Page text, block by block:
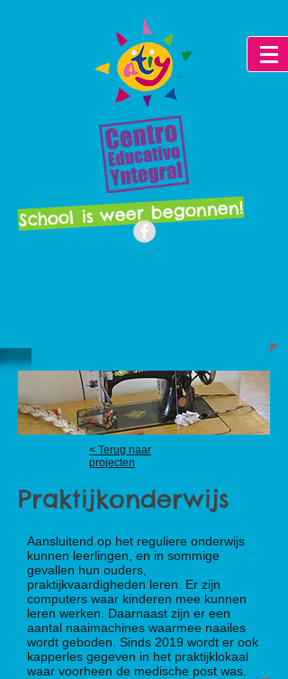
School is weer begonnen!
< Terug naar
projecten
Praktijkonderwijs
Aansluitend op het reguliere onderwijs
kunnen leerlingen, en in sommige
gevallen hun ouders,
praktijkvaardigheden leren. Er zijn
computers waar kinderen mee kunnen
leren werken. Daarnaast zijn er een
aantal naaimachines waarmee naailes
wordt geboden. Sinds 2019 wordt er ook
kapperles gegeven in het praktijklokaal
waar voorheen de medische post was.